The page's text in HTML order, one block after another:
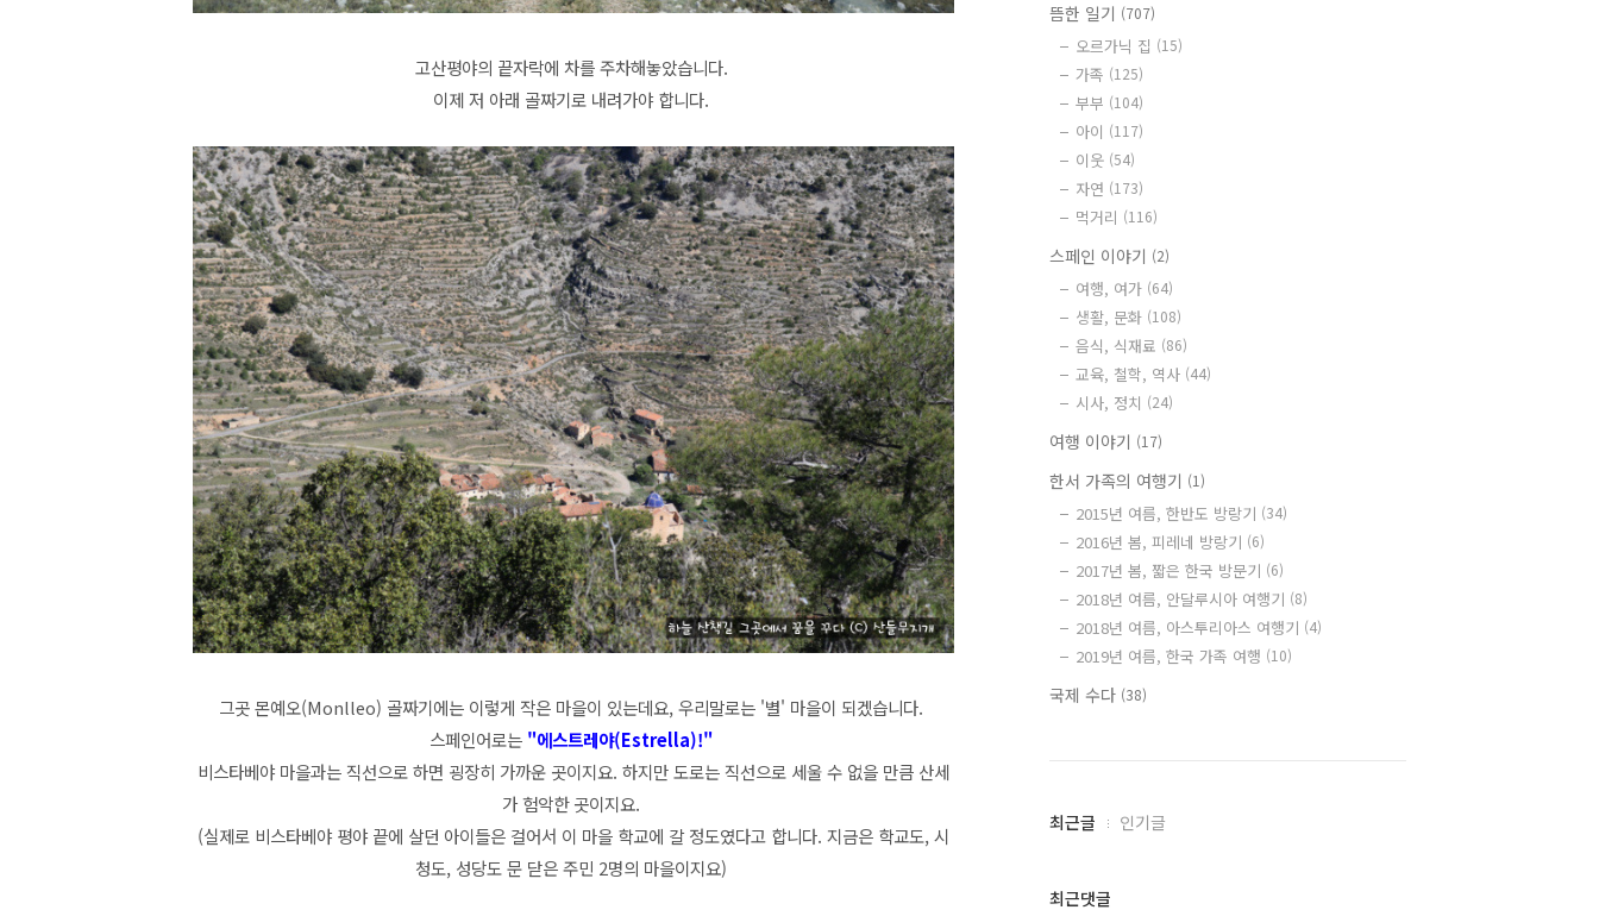
고산평야의 끝자락에 차를 주차해놓았습니다.
이제 저 아래 골짜기로 내려가야 합니다.
그곳 몬예오(Monlleo) 골짜기에는 이렇게 작은 마을이 있는데요, 우리말로는 '별' 마을이 되겠습니다.
스페인어로는 "에스트레야(Estrella)!"
비스타베야 마을과는 직선으로 하면 굉장히 가까운 곳이지요. 하지만 도로는 직선으로 세울 수 없을 만큼 산세
가 험악한 곳이지요.
(실제로 비스타베야 평야 끝에 살던 아이들은 걸어서 이 마을 학교에 갈 정도였다고 합니다. 지금은 학교도, 시
청도, 성당도 문 닫은 주민 2명의 마을이지요)
뜸한 일기 (707)
오르가닉 집 (15)
가족 (125)
부부 (104)
아이 (117)
이웃 (54)
자연 (173)
먹거리 (116)
스페인 이야기 (2)
여행, 여가 (64)
생활, 문화 (108)
음식, 식재료 (86)
교육, 철학, 역사 (44)
시사, 정치 (24)
여행 이야기 (17)
한서 가족의 여행기 (1)
2015년 여름, 한반도 방랑기 (34)
2016년 봄, 피레네 방랑기 (6)
2017년 봄, 짧은 한국 방문기 (6)
2018년 여름, 안달루시아 여행기 (8)
2018년 여름, 아스투리아스 여행기 (4)
2019년 여름, 한국 가족 여행 (10)
국제 수다 (38)
최
과
최근글 인기글
최근댓글